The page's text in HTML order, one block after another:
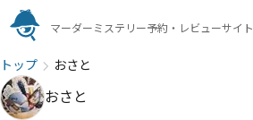
マーダーミステリー予約・レビューサイト
トップ おさと
おさと